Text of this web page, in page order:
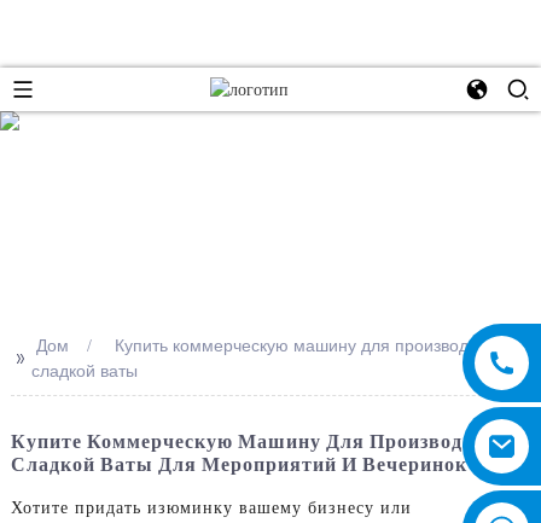
>> Дом
Купить коммерческую машину для производства
сладкой ваты
Купите Коммерческую Машину Для Производства
Сладкой Ваты Для Мероприятий И Вечеринок
Хотите придать изюминку вашему бизнесу или